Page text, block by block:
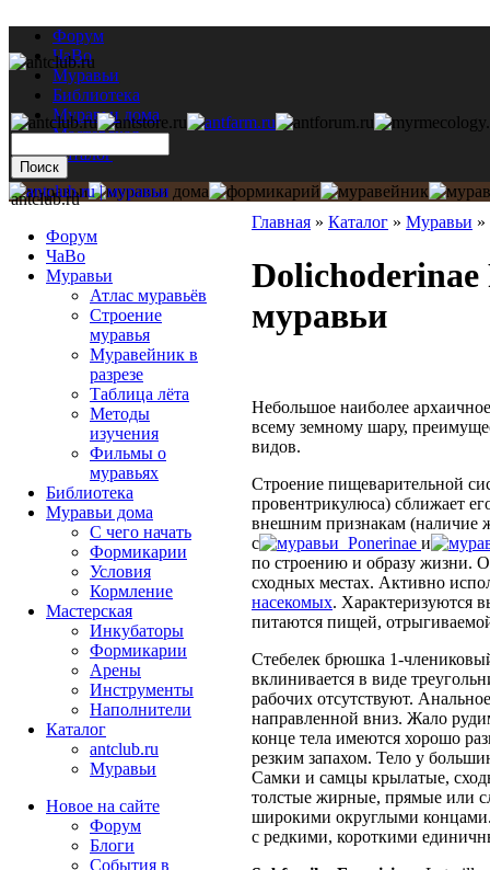
Форум
ЧаВо
Муравьи
Библиотека
Муравьи дома
Мастерская
Каталог
Главная » Каталог » Муравьи »
Dolichoderinae
муравьи
Небольшое наиболее
всему земному шару,
видов.
Строение пищеварительной
провентрикулюса) сближает
внешним признакам (наличие
с
Ponerinae и
по строению и образу жизни.
сходных местах. Активно
насекомых. Характеризуются
питаются пищей,
Стебелек брюшка 1-
вклинивается в виде
рабочих отсутствуют.
направленной вниз. Жало
конце тела имеются хорошо
резким запахом. Тело у
Самки и самцы крылатые,
толстые жирные, прямые или
широкими округлыми
с редкими, короткими
antclub.ru
Форум
ЧаВо
Муравьи
Атлас муравьёв
Строение
муравья
Муравейник в
разрезе
Таблица лёта
Методы
изучения
Фильмы о
муравьях
Библиотека
Муравьи дома
С чего начать
Формикарии
Условия
Кормление
Мастерская
Инкубаторы
Формикарии
Арены
Инструменты
Наполнители
Каталог
antclub.ru
Муравьи
Новое на сайте
Форум
Блоги
События в